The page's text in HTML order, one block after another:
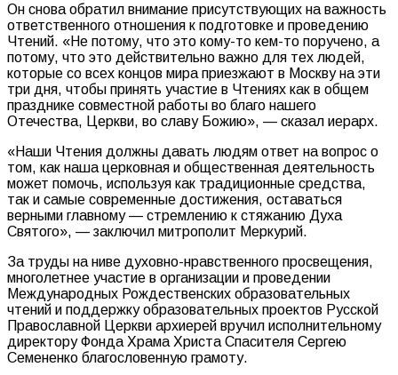
Он снова обратил внимание присутствующих на важность
ответственного отношения к подготовке и проведению
Чтений. «Не потому, что это кому-то кем-то поручено, а
потому, что это действительно важно для тех людей,
которые со всех концов мира приезжают в Москву на эти
три дня, чтобы принять участие в Чтениях как в общем
празднике совместной работы во благо нашего
Отечества, Церкви, во славу Божию», — сказал иерарх.
«Наши Чтения должны давать людям ответ на вопрос о
том, как наша церковная и общественная деятельность
может помочь, используя как традиционные средства,
так и самые современные достижения, оставаться
верными главному — стремлению к стяжанию Духа
Святого», — заключил митрополит Меркурий.
За труды на ниве духовно-нравственного просвещения,
многолетнее участие в организации и проведении
Международных Рождественских образовательных
чтений и поддержку образовательных проектов Русской
Православной Церкви архиерей вручил исполнительному
директору Фонда Храма Христа Спасителя Сергею
Семененко благословенную грамоту.